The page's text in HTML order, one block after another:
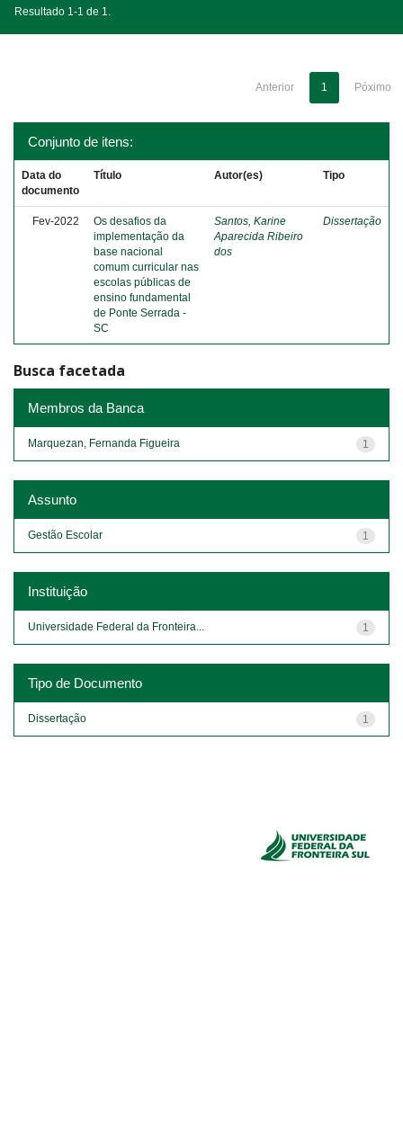
Resultado 1-1 de 1.
Anterior 1 Póximo
Conjunto de itens:
Data do
documento
Título Autor(es) Tipo
Fev-2022
Os desafios da
implementação da
base nacional
comum curricular nas
escolas públicas de
ensino fundamental
de Ponte Serrada -
SC
Santos, Karine
Aparecida Ribeiro
dos
Dissertação
Busca facetada
Membros da Banca
1
Marquezan, Fernanda Figueira
Assunto
1
Gestão Escolar
Instituição
1
Universidade Federal da Fronteira...
Tipo de Documento
1
Dissertação